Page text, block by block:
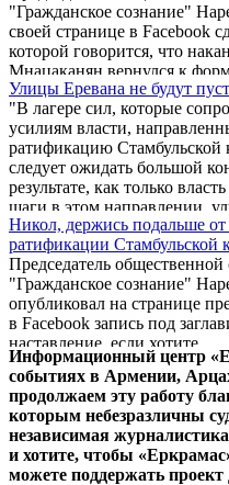
самосознание» Нарек
вероятности
предвыборного блока «Мой
"Гражданское сознание"
своей странице в Facebook
которой говорится, что
Мнацаканян вернулся к
переговоров Сержа
словам, поезд уже ушел,
Улицы Еревана не будут
"В лагере сил, которые
усилиям власти,
ратификацию Стамбульской
следует ожидать большой
результате, как только
шаги в этом направлении,
не будут пустыми", - заявил
общественной организации
сознание" Нарек Самсонян.
Никол, держись подальше
ратификации Стамбульской
Председатель общественной
"Гражданское сознание"
опубликовал на странице
в Facebook запись под
наставление, если хотите,
предупреждение".
Информационный центр
событиях в Армении,
продолжаем эту работу
которым небезразличны
независимая
и хотите, чтобы
можете поддержать